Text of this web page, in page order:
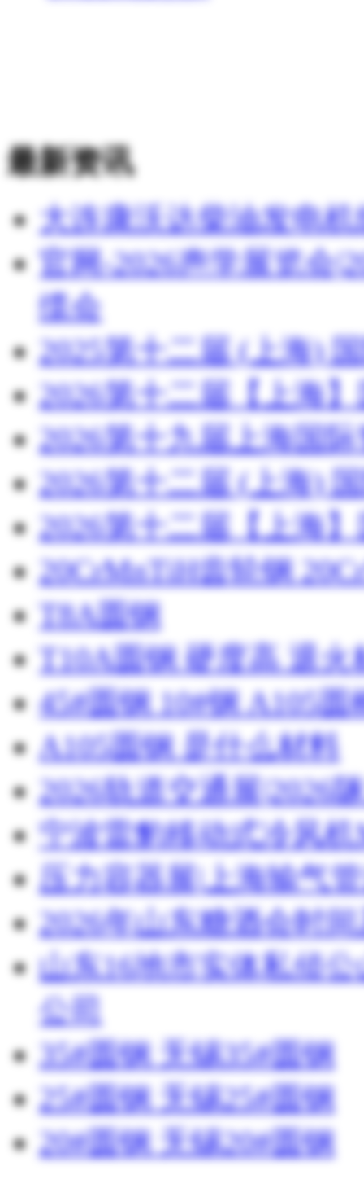
最新资讯
大连康沃达柴油发电机
官网-2026声学展览会
缆会
2025第十二届 (上海)
2026第十二届【上海
2026第十九届上海国
2026第十二届 (上海)
2026第十二届【上海
20CrMnTiH齿轮钢
T8A圆钢
T10A圆钢 硬度高 退火
45#圆钢 10#钢 A105圆
A105圆钢 是什么材料
2026轨道交通展|2026
宁波雷豹移动式冷风
压力容器展|上海输气
2026年山东糖酒会时
山东16地市实体私侦
公司
35#圆钢 无锡35#圆钢
25#圆钢 无锡25#圆钢
20#圆钢 无锡20#圆钢